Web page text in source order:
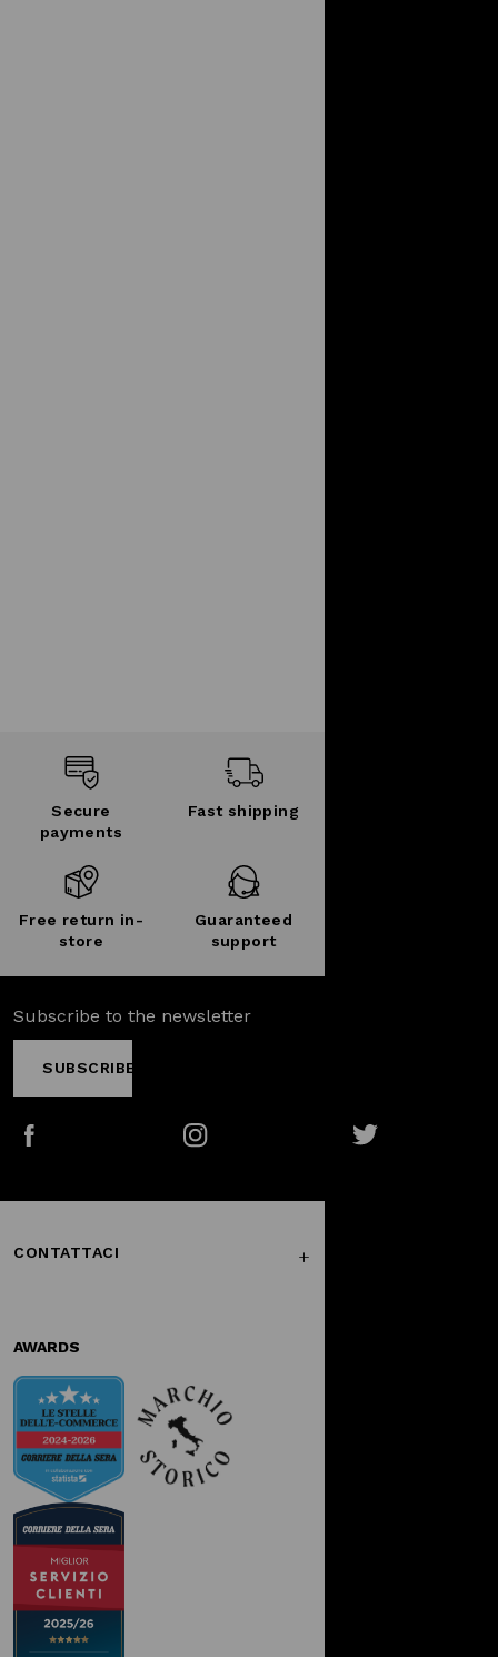
Secure
payments
Fast shipping
Free return in-
store
Guaranteed
support
Subscribe to the newsletter
SUBSCRIBE
CONTATTACI
AWARDS